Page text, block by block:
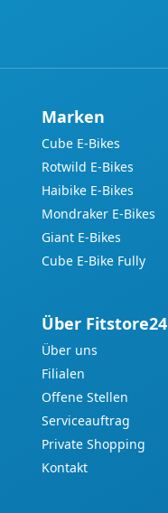
Marken
Cube E-Bikes
Rotwild E-Bikes
Haibike E-Bikes
Mondraker E-Bikes
Giant E-Bikes
Cube E-Bike Fully
Über Fitstore24
Über uns
Filialen
Offene Stellen
Serviceauftrag
Private Shopping
Kontakt